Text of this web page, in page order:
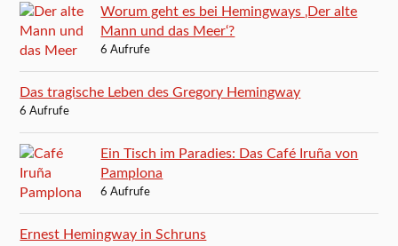
Worum geht es bei Hemingways ‚Der alte
Mann und das Meer‘?
6 Aufrufe
Das tragische Leben des Gregory Hemingway
6 Aufrufe
Ein Tisch im Paradies: Das Café Iruña von
Pamplona
6 Aufrufe
Ernest Hemingway in Schruns